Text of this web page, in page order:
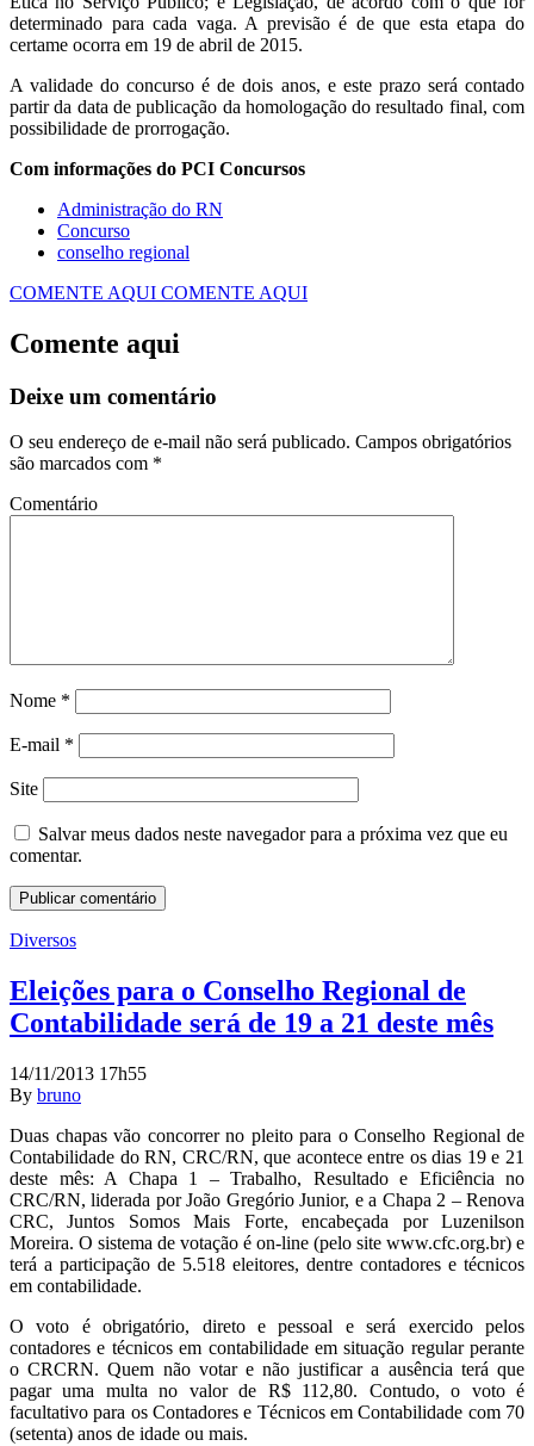
determinado para cada vaga. A previsão é de que esta etapa do
certame ocorra em 19 de abril de 2015.
A validade do concurso é de dois anos, e este prazo será contado
partir da data de publicação da homologação do resultado final, com
possibilidade de prorrogação.
Com informações do PCI Concursos
Administração do RN
Concurso
conselho regional
COMENTE AQUI COMENTE AQUI
Comente aqui
Deixe um comentário
O seu endereço de e-mail não será publicado. Campos obrigatórios
são marcados com *
Comentário
Nome *
E-mail *
Site
Salvar meus dados neste navegador para a próxima vez que eu
comentar.
Diversos
Eleições para o Conselho Regional de
Contabilidade será de 19 a 21 deste mês
14/11/2013 17h55
By bruno
Duas chapas vão concorrer no pleito para o Conselho Regional de
Contabilidade do RN, CRC/RN, que acontece entre os dias 19 e 21
deste mês: A Chapa 1 – Trabalho, Resultado e Eficiência no
CRC/RN, liderada por João Gregório Junior, e a Chapa 2 – Renova
CRC, Juntos Somos Mais Forte, encabeçada por Luzenilson
Moreira. O sistema de votação é on-line (pelo site www.cfc.org.br) e
terá a participação de 5.518 eleitores, dentre contadores e técnicos
em contabilidade.
O voto é obrigatório, direto e pessoal e será exercido pelos
contadores e técnicos em contabilidade em situação regular perante
o CRCRN. Quem não votar e não justificar a ausência terá que
pagar uma multa no valor de R$ 112,80. Contudo, o voto é
facultativo para os Contadores e Técnicos em Contabilidade com 70
(setenta) anos de idade ou mais.